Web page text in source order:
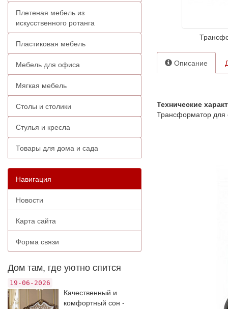
Плетеная мебель из
искусственного ротанга
Пластиковая мебель
Мебель для офиса
Мягкая мебель
Столы и столики
Стулья и кресла
Товары для дома и сада
Навигация
Новости
Карта сайта
Форма связи
Дом там, где уютно спится
19-06-2026
Качественный и
комфортный сон -
Описание
Технические
Трансформатор для